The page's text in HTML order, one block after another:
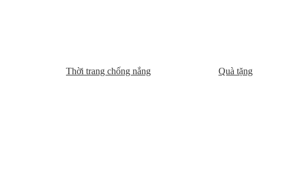
Thời trang chống nắng
Quà tặng